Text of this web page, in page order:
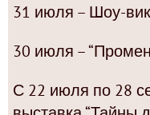
31 июля – Шоу-
30 июля –
С 22 июля по 28